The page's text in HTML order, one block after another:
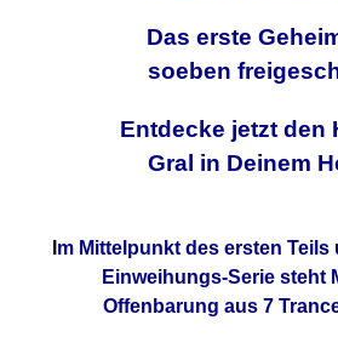
Das erste
soeben
Entdecke jetzt den
Gral in Deinem
m Mittelpunkt des ersten
Einweihungs-Serie steht
Offenbarung aus 7